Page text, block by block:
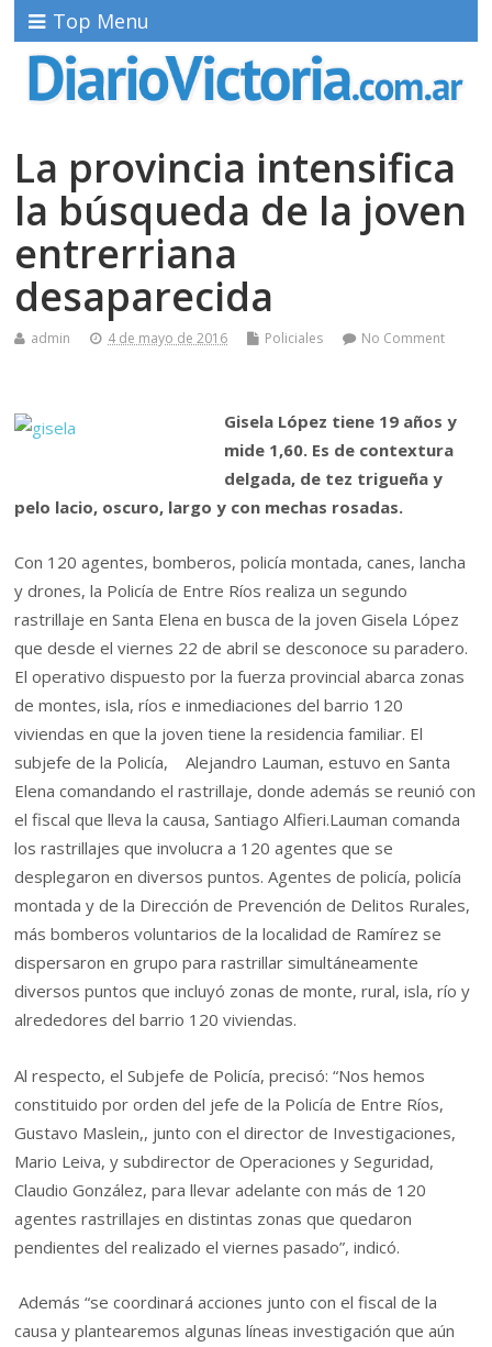
Top Menu
La provincia intensifica
la búsqueda de la joven
entrerriana
desaparecida
admin 4 de mayo de 2016 Policiales No Comment
Gisela López tiene 19 años y
mide 1,60. Es de contextura
delgada, de tez trigueña y
pelo lacio, oscuro, largo y con mechas rosadas.
Con 120 agentes, bomberos, policía montada, canes, lancha
y drones, la Policía de Entre Ríos realiza un segundo
rastrillaje en Santa Elena en busca de la joven Gisela López
que desde el viernes 22 de abril se desconoce su paradero.
El operativo dispuesto por la fuerza provincial abarca zonas
de montes, isla, ríos e inmediaciones del barrio 120
viviendas en que la joven tiene la residencia familiar. El
subjefe de la Policía, Alejandro Lauman, estuvo en Santa
Elena comandando el rastrillaje, donde además se reunió con
el fiscal que lleva la causa, Santiago Alfieri.Lauman comanda
los rastrillajes que involucra a 120 agentes que se
desplegaron en diversos puntos. Agentes de policía, policía
montada y de la Dirección de Prevención de Delitos Rurales,
más bomberos voluntarios de la localidad de Ramírez se
dispersaron en grupo para rastrillar simultáneamente
diversos puntos que incluyó zonas de monte, rural, isla, río y
alrededores del barrio 120 viviendas.
Al respecto, el Subjefe de Policía, precisó: “Nos hemos
constituido por orden del jefe de la Policía de Entre Ríos,
Gustavo Maslein,, junto con el director de Investigaciones,
Mario Leiva, y subdirector de Operaciones y Seguridad,
Claudio González, para llevar adelante con más de 120
agentes rastrillajes en distintas zonas que quedaron
pendientes del realizado el viernes pasado”, indicó.
Además “se coordinará acciones junto con el fiscal de la
causa y plantearemos algunas líneas investigación que aún